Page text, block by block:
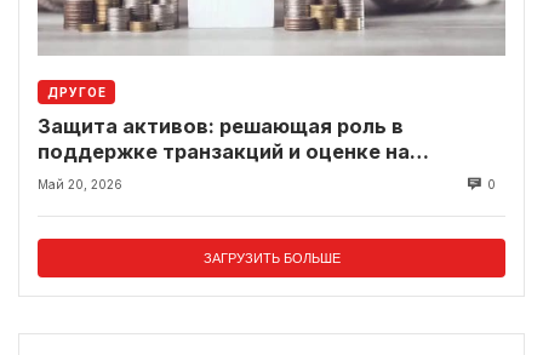
ДРУГОЕ
Защита активов: решающая роль в
поддержке транзакций и оценке на
современном рынке
Май 20, 2026 0
ЗАГРУЗИТЬ БОЛЬШЕ